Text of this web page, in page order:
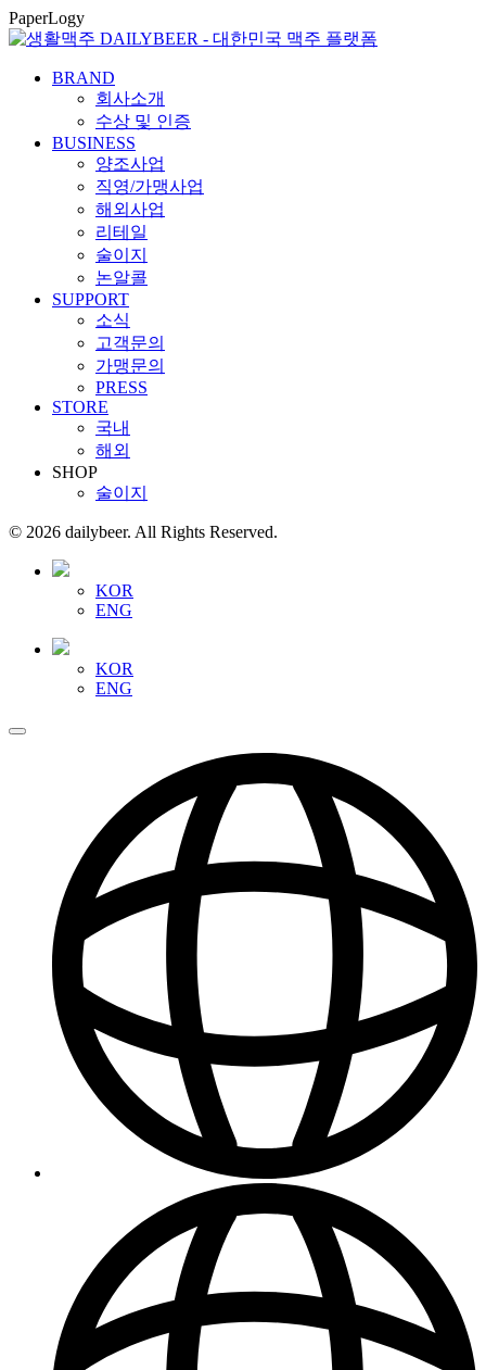
콘
텐
PaperLogy
BRAND
회사소개
수상 및 인증
BUSINESS
양조사업
직영/가맹사업
해외사업
리테일
술이지
논알콜
SUPPORT
소식
고객문의
가맹문의
PRESS
STORE
국내
해외
SHOP
술이지
© 2026 dailybeer. All Rights Reserved.
KOR
ENG
KOR
ENG